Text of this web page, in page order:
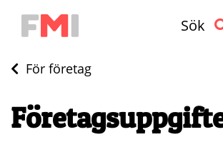
Sök
För företag